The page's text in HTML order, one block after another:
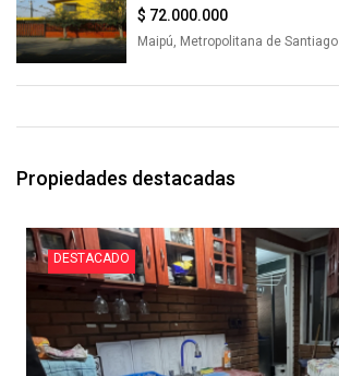
$ 72.000.000
Maipú, Metropolitana de Santiago
Propiedades destacadas
DESTACADO